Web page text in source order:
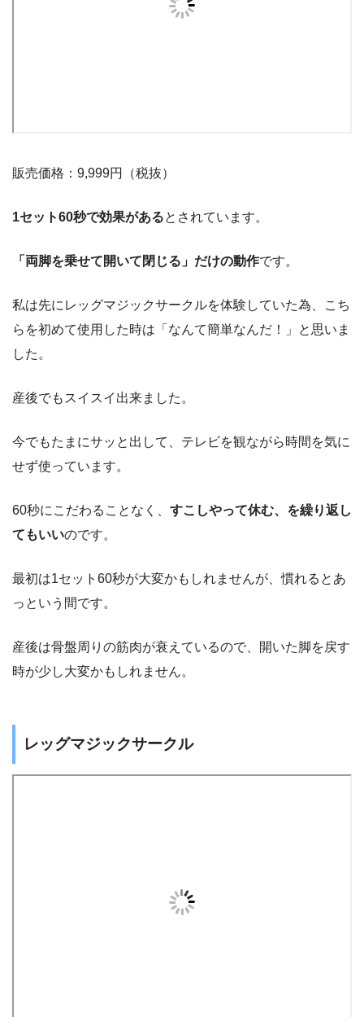
販売価格： 9,999円（税抜）
1セット60秒で効果があるとされています。
「両脚を乗せて開いて閉じる」だけの動作です。
私は先にレッグマジックサークルを体験していた為、こち
らを初めて使用した時は「なんて簡単なんだ！」と思いま
した。
産後でもスイスイ出来ました。
今でもたまにサッと出して、テレビを観ながら時間を気に
せず使っています。
60秒にこだわることなく、 すこしやって休む、を繰り返し
てもいいのです。
最初は1セット60秒が大変かもしれませんが、慣れるとあ
っという間です。
産後は骨盤周りの筋肉が衰えているので、開いた脚を戻す
時が少し大変かもしれません。
レッグマジックサークル